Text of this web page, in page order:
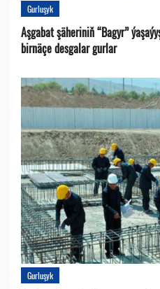
Gurluşyk
Aşgabat şäheriniň “Bagyr”
birnäçe desgalar gurlar
Gurluşyk